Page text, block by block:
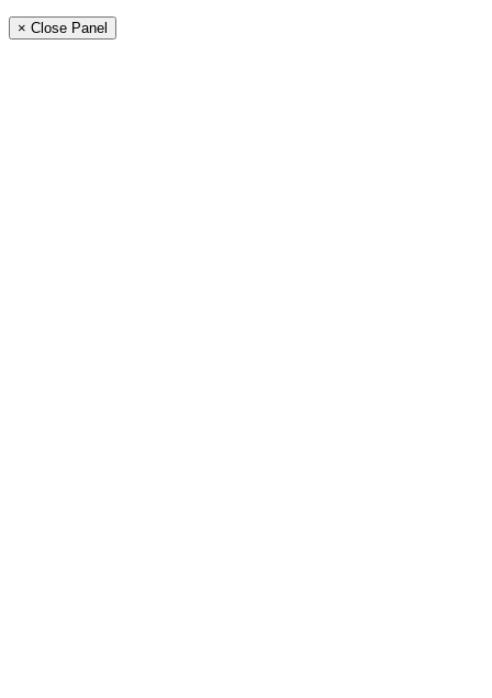
× Close Panel